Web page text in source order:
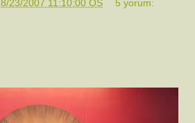
8/23/2007 11:10:00 ÖS 5 yorum: